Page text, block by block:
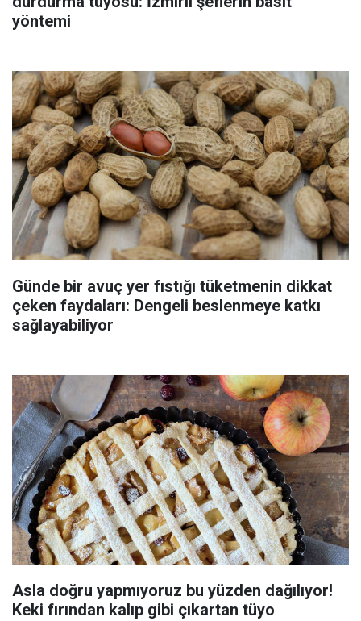
yöntemi
Günde bir avuç yer fıstığı tüketmenin dikkat
çeken faydaları: Dengeli beslenmeye katkı
sağlayabiliyor
Asla doğru yapmıyoruz bu yüzden dağılıyor!
Keki fırından kalıp gibi çıkartan tüyo